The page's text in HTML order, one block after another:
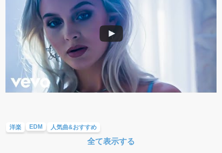
洋楽 EDM 人気曲&おすすめ
全て表示する